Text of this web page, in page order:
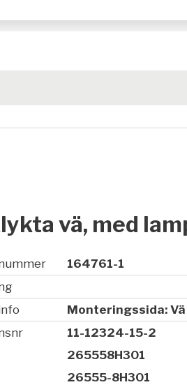
vä, med
164761-1
Monteringssida: Vä
11-12324-15-2
265558H301
26555-8H301